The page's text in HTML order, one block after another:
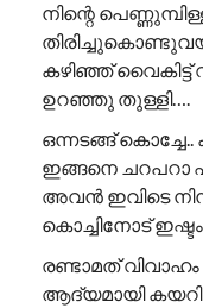
നിന്റെ
കഴിഞ്ഞ് വൈകിട്ട്
ഉറഞ്ഞു തുള്ളി….
ഒന്നടങ്ങ്
ഇങ്ങനെ
അവൻ ഇവിടെ
കൊച്ചിനോട്
രണ്ടാമത് വിവാഹം
ആദ്യമായി